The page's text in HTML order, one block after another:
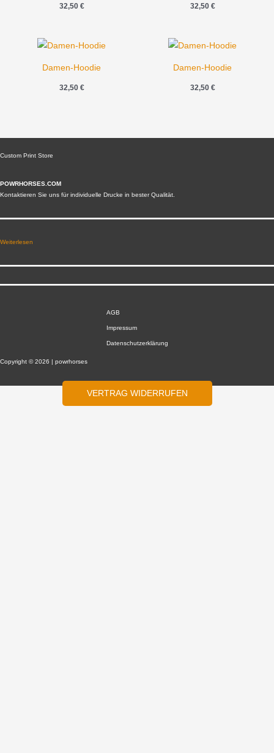
32,50 € 32,50 €
Damen-Hoodie
32,50 €
Damen-Hoodie
32,50 €
Custom Print Store
POWRHORSES.COM
Kontaktieren Sie uns für individuelle Drucke in bester Qualität.
Weiterlesen
AGB
Impressum
Datenschutzerklärung
Copyright © 2026 | powrhorses
VERTRAG WIDERRUFEN